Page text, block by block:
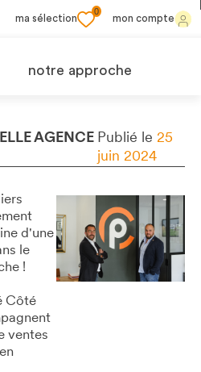
ma sélection
0
mon compte
notre approche
AGENCE Publié le 25
juin 2024
d'une
le
!
Côté
ventes